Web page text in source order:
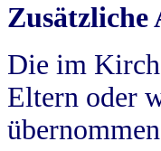
Zusätzliche
Die im
Eltern oder